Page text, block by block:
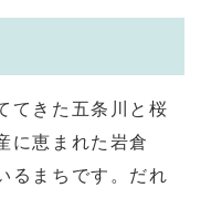
てきた五条川と桜
に恵まれた岩倉
るまちです。だれ